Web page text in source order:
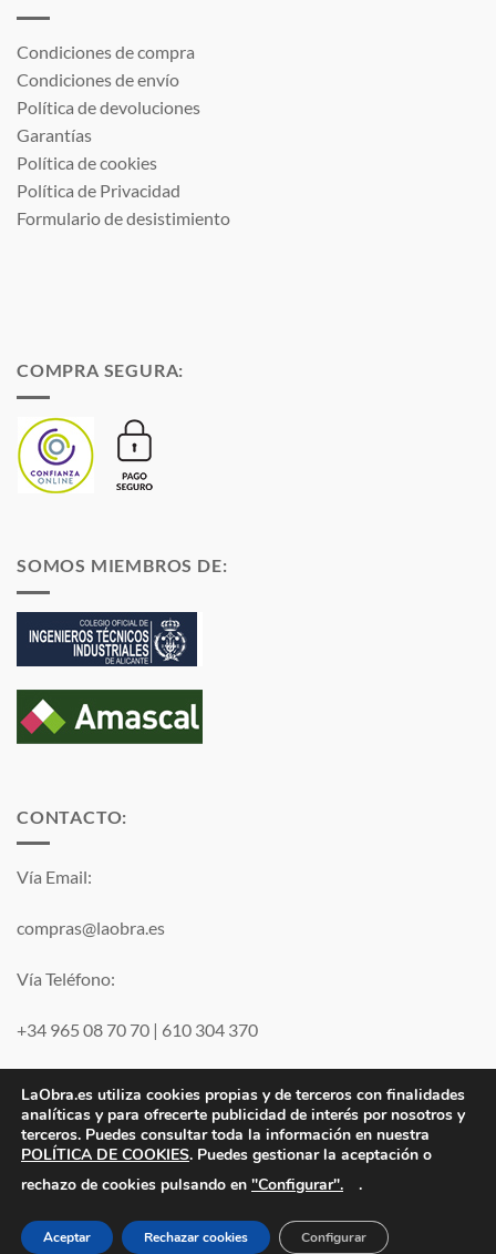
Condiciones de compra
Condiciones de envío
Política de devoluciones
Garantías
Política de cookies
Política de Privacidad
Formulario de desistimiento
COMPRA SEGURA:
SOMOS MIEMBROS DE:
CONTACTO:
Vía Email:
compras@laobra.es
Vía Teléfono:
+34 965 08 70 70 | 610 304 370
Visa PayPal MasterCard
Electro JJ San Juan, S.L. | B53077459 | Inscrita en el Registro
Mercantil de Alicante Tomo 1869. Folio 132 Hoja A-35683.
LaObra.es utiliza cookies propias y de terceros con finalidades
analíticas y para ofrecerte publicidad de interés por nosotros y
terceros. Puedes consultar toda la información en nuestra
POLÍTICA DE COOKIES. Puedes gestionar la aceptación o
rechazo de cookies pulsando en "Configurar". .
Aceptar Rechazar cookies Configurar